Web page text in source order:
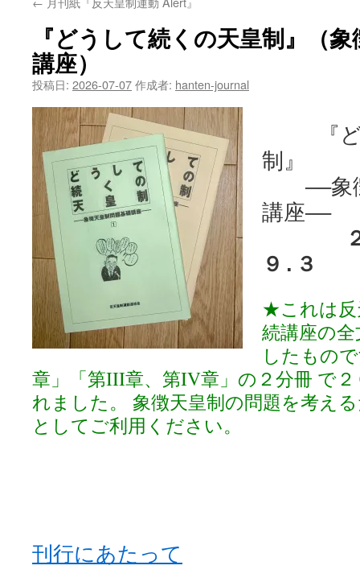
『どうして続くの天皇制』（
講座）
投稿日: 2026-07-07作成者: hanten-journal
『どう
制』
——象徴
講座——
２０
９.３
★これは反
続講座の
したもの
章」「第III章、第IV章」の２分冊 で
れました。 象徴天皇制の問題を考え
としてご利用ください。
刊行にあたって